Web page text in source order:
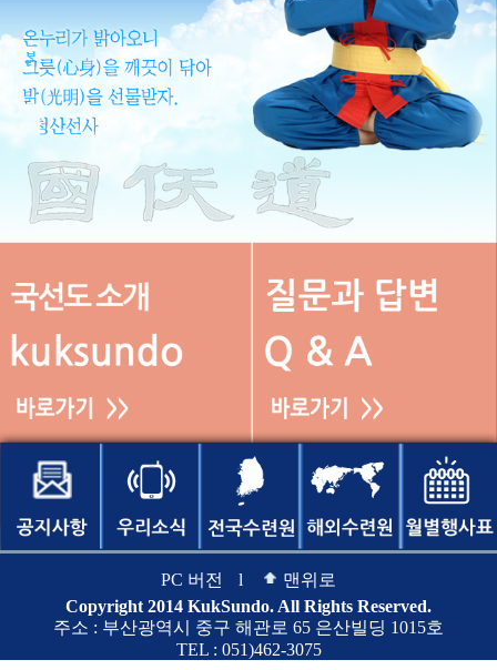
PC 버전 l
맨위로
Copyright 2014 KukSundo. All Rights Reserved.
주소 : 부산광역시 중구 해관로 65 은산빌딩 1015호
TEL : 051)462-3075